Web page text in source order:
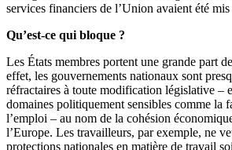
services financiers de l’Union avaient été
Qu’est-ce qui bloque ?
Les États membres portent une grande part
effet, les gouvernements nationaux sont
réfractaires à toute modification législative –
domaines politiquement sensibles comme la
l’emploi – au nom de la cohésion
l’Europe. Les travailleurs, par exemple, ne
protections nationales en matière de travail